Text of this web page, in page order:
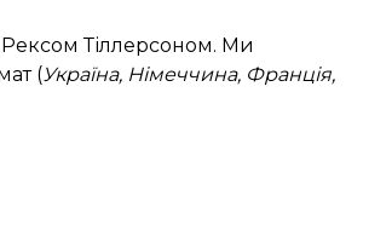
Тіллерсоном. Ми
(Україна, Німеччина, Франція,